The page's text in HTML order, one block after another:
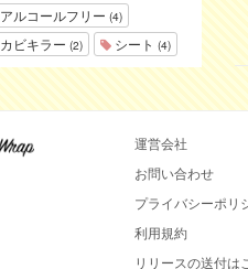
アルコールフリー (4)
カビキラー (2) シート (4)
運営会社
お問い合わせ
プライバシーポリ
利用規約
リリースの送付は